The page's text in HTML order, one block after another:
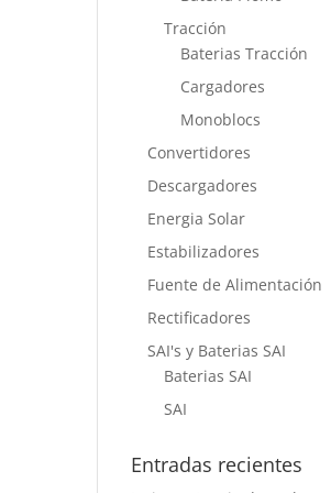
Tracción
Baterias Tracción
Cargadores
Monoblocs
Convertidores
Descargadores
Energia Solar
Estabilizadores
Fuente de Alimentación
Rectificadores
SAI's y Baterias SAI
Baterias SAI
SAI
Entradas recientes